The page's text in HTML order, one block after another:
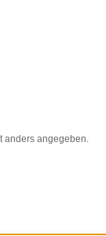
angegeben.